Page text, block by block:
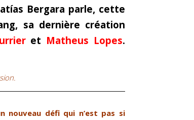
Bergara parle, cette
sa dernière création
et Matheus Lopes.
nouveau défi qui n’est pas si